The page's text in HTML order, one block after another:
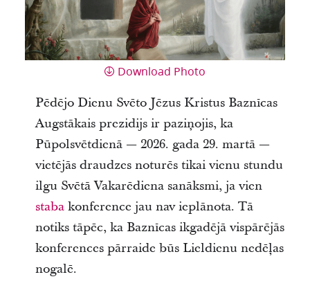
Download Photo
Pēdējo Dienu Svēto Jēzus Kristus Baznīcas
Augstākais prezidijs ir paziņojis, ka
Pūpolsvētdienā — 2026. gada 29. martā —
vietējās draudzes noturēs tikai vienu stundu
ilgu Svētā Vakarēdiena sanāksmi, ja vien
stabakonference jau nav ieplānota. Tā
notiks tāpēc, ka Baznīcas ikgadējā vispārējās
konferences pārraide būs Lieldienu nedēļas
nogalē.